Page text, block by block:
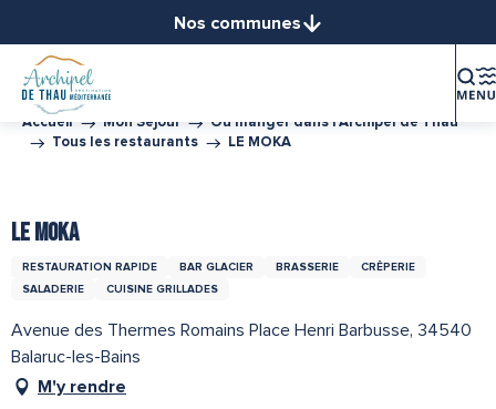
contenu
principal
Nos communes
Bouzigues
Frontignan
Mèze
Montbazin
Accueil Mon Séjour
Où manger dans l’Archipel de Thau
Tous les restaurants
LE MOKA
LE MOKA
RESTAURATION RAPIDE BAR GLACIER BRASSERIE
CRÊPERIE
SALADERIE
CUISINE GRILLADES
Avenue des Thermes Romains Place Henri Barbusse, 34540
Balaruc-les-Bains
M'y rendre